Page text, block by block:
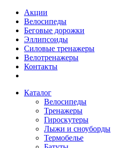
Акции
Велосипеды
Беговые дорожки
Эллипсоиды
Силовые тренажеры
Велотренажеры
Контакты
Каталог
Велосипеды
Тренажеры
Гироскутеры
Лыжи и сноуборды
Термобелье